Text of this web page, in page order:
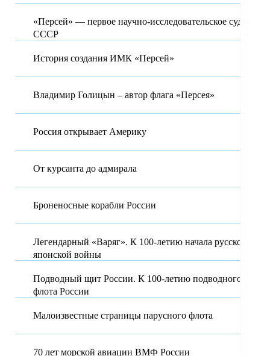
«Персей» — первое научно-исследовательское судно
СССР
История создания ИМК «Персей»
Владимир Голицын – автор флага «Персея»
Россия открывает Америку
От курсанта до адмирала
Броненосные корабли России
Легендарный «Варяг». К 100-летию начала русско-
японской войны
Подводный щит России. К 100-летию подводного
флота России
Малоизвестные страницы парусного флота
70 лет морской авиации ВМФ России